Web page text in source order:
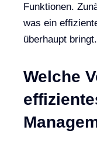
Funktionen.
was ein
überhaupt bringt.
Welche